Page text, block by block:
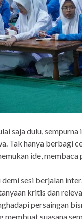
saja dulu,
Tak hanya berbagi
ide,
demi sesi berjalan
kritis dan
persaingan
membuat suasana